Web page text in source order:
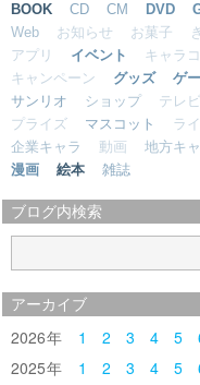
BOOK CD CM DVD
Web
お知らせ お菓子
アプリ
イベント キャラ
キャンペーン
グッズ ゲ
サンリオ
ショップ テレビ
プライズ
マスコット ラ
企業キャラ
動画 地方キ
漫画
絵本 雑誌
ブログ内検索
アーカイブ
2026 1 2 3 4 5
2025
1 2 3 4 5